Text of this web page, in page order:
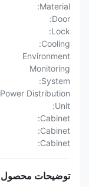
Material:
Door:
Lock:
Cooling:
Environment
Monitoring
System:
Power Distribution
Unit:
Cabinet:
Cabinet:
Cabinet:
توضیحات محصول